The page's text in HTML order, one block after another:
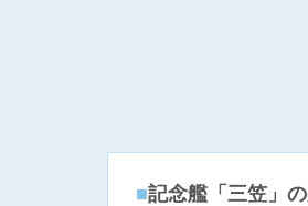
記念艦「三笠」